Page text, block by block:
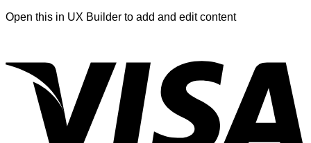
Open this in UX Builder to add and edit content